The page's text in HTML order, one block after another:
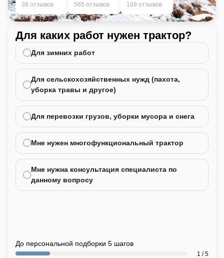
38 отзывов 565 отзывов 169 отзывов
Для каких работ нужен трактор?
Для зимних работ
Для сельскохозяйственных нужд (пахота,
уборка травы и другое)
Для перевозки грузов, уборки мусора и снега
Мне нужен многофункциональный трактор
Мне нужна консультация специалиста по
данному вопросу
До персональной подборки 5 шагов
1 / 5